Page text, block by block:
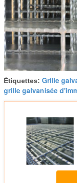
Étiquettes: Grille
grille galvanisée